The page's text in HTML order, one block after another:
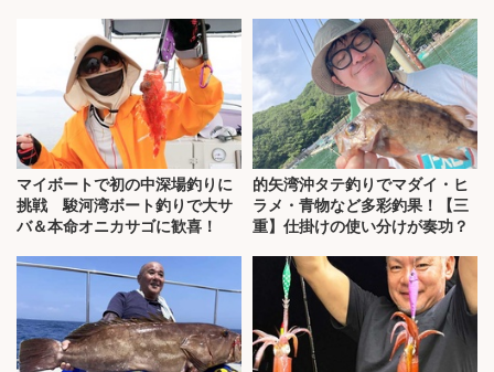
マイボートで初の中深場釣りに
挑戦 駿河湾ボート釣りで大サ
バ＆本命オニカサゴに歓喜！
的矢湾沖タテ釣りでマダイ・ヒ
ラメ・青物など多彩釣果！【三
重】仕掛けの使い分けが奏功？